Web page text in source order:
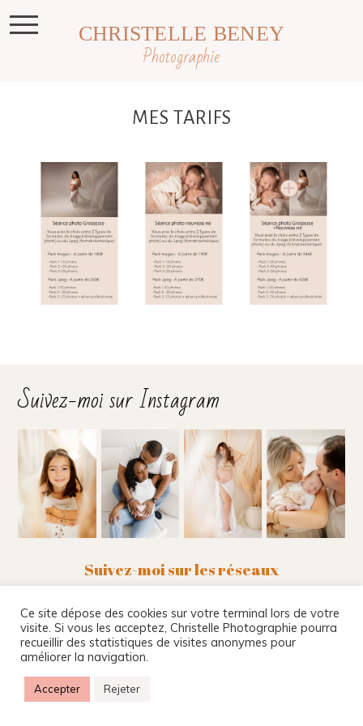
Photographie
CHRISTELLE BENEY
MES TARIFS
Suivez-moi sur Instagram
Suivez-moi sur les réseaux
Christelle Beney Photographie | Site internet par
Agnes Colombo & Romain Kersulec
légales
ProPhoto Photography Template
Ce site dépose des cookies sur votre terminal lors de votre
visite. Si vous les acceptez, Christelle Photographie pourra
recueillir des statistiques de visites anonymes pour
améliorer la navigation.
Accepter Rejeter